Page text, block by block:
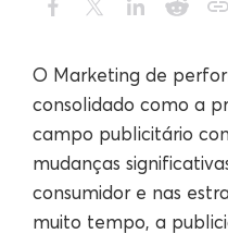
O Marketing de
consolidado como a
campo publicitário
mudanças
consumidor e nas
muito tempo, a